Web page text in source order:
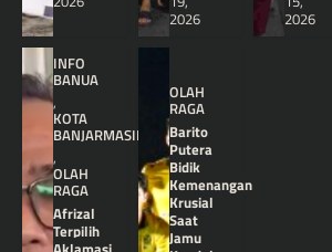
2026
2026
INFO
BANUA
,
KOTA
BANJARMASIN
,
OLAH
RAGA
Afrizal
Terpilih
OLAH
RAGA
Barito
Putera
Bidik
Kemenangan
Krusial
Saat
Jamu